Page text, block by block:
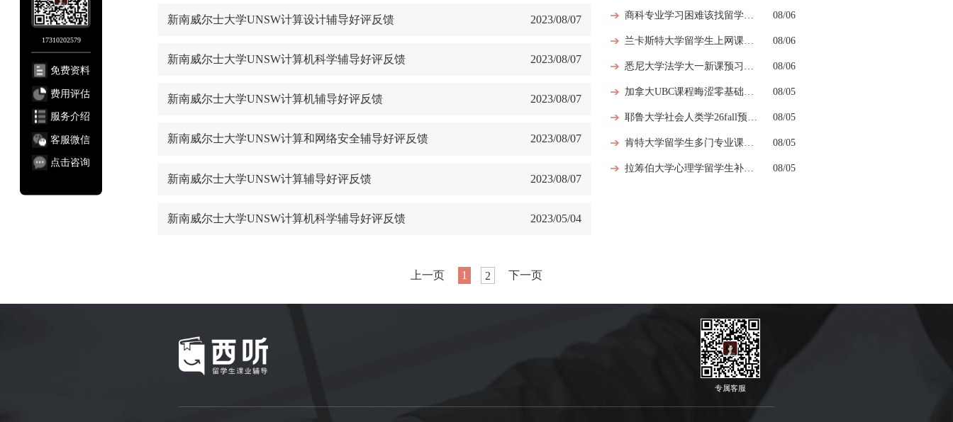
新南威尔士大学UNSW计算设计辅导好评反馈 2023/08/07
新南威尔士大学UNSW计算机科学辅导好评反馈 2023/08/07
新南威尔士大学UNSW计算机辅导好评反馈 2023/08/07
新南威尔士大学UNSW计算和网络安全辅导好评反馈 2023/08/07
新南威尔士大学UNSW计算辅导好评反馈 2023/08/07
新南威尔士大学UNSW计算机科学辅导好评反馈 2023/05/04
商科专业学习困难该找留学生辅导机构吗？ 08/06
兰卡斯特大学留学生上网课挂科怎么办？ 08/06
悉尼大学法学大一新课预习的核心重点是什么 08/06
加拿大UBC课程晦涩零基础补习来得及跟上吗 08/05
耶鲁大学社会人类学26fall预习辅导选哪家机构？ 08/05
肯特大学留学生多门专业课接连掉队怎么拆分阶段性补习计划 08/05
拉筹伯大学心理学留学生补考辅导考点会细致梳理吗 08/05
上一页 1 2 下一页
专属客服
17310202579
免费资料
费用评估
服务介绍
客服微信
点击咨询